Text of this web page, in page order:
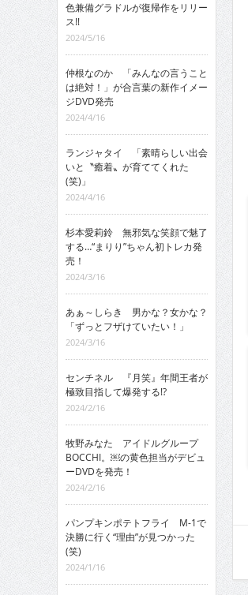
色兼備グラドルが復帰作をリリー
ス!!
2024/5/16
仲根なのか 「みんなの言うこと
は絶対！」が合言葉の新作イメー
ジDVD発売
2024/4/16
ランジャタイ 「素晴らしい出会
いと〝癒着〟が育ててくれた
(笑)」
2024/4/16
杉本愛莉鈴 無邪気な笑顔で魅了
する…“まりり”ちゃん初トレカ発
売！
2024/3/16
あぁ～しらき 男かな？女かな？
「ずっとフザけていたい！」
2024/3/16
センチネル 『月笑』年間王者が
極致目指して爆発する!?
2024/2/16
牧野みなた アイドルグループ
BOCCHI。￼の黄色担当がデビュ
ーDVDを発売！
2024/2/16
パンプキンポテトフライ M-1で
決勝に行く“理由”が見つかった
(笑)
2024/1/16